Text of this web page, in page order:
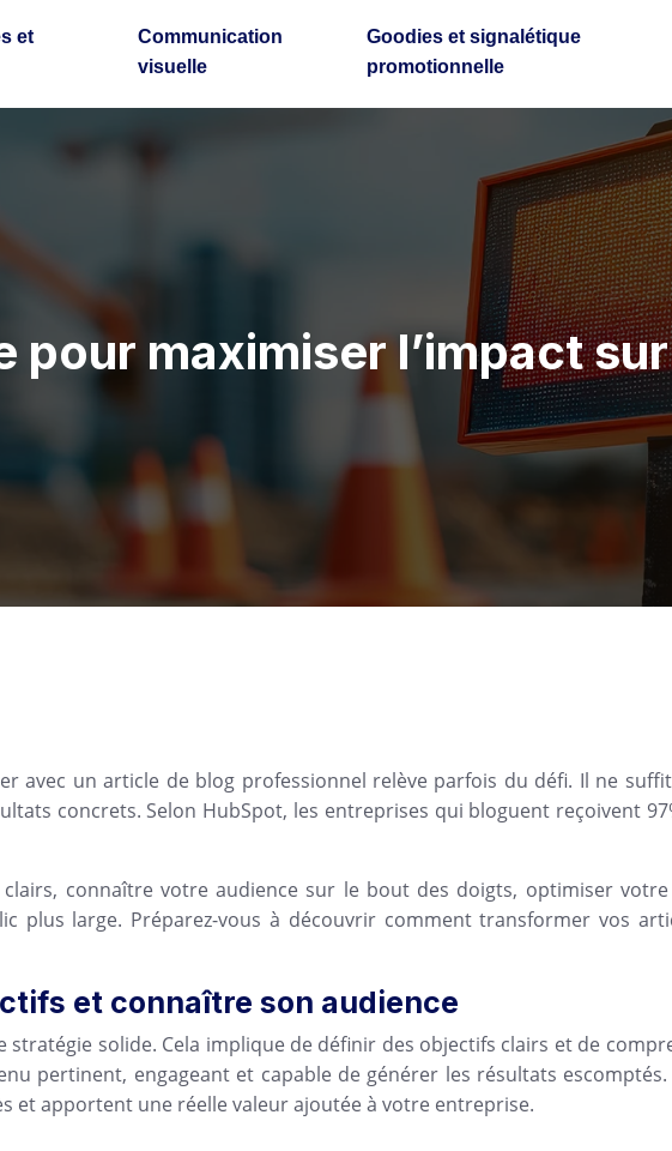
et
Communication
visuelle
Goodies et signalétique
promotionnelle
maximiser l’impact
avec un article de blog professionnel relève parfois du défi. Il ne
concrets. Selon HubSpot, les entreprises qui bloguent reçoivent
connaître votre audience sur le bout des doigts, optimiser
plus large. Préparez-vous à découvrir comment transformer vos
et connaître son audience
stratégie solide. Cela implique de définir des objectifs clairs et de
pertinent, engageant et capable de générer les résultats
et apportent une réelle valeur ajoutée à votre entreprise.